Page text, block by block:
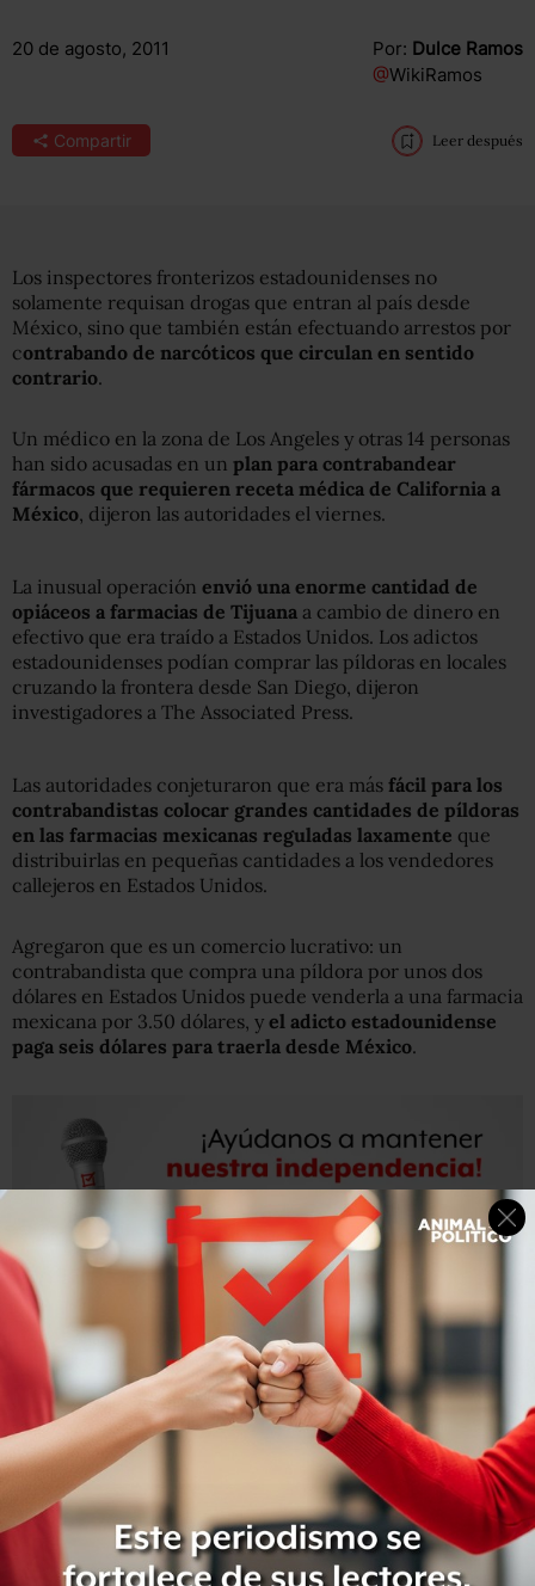
20 de agosto, 2011 Por: Dulce Ramos
@WikiRamos
Compartir Leer después
Los inspectores fronterizos estadounidenses no
solamente requisan drogas que entran al país desde
México, sino que también están efectuando arrestos por
contrabando de narcóticos que circulan en sentido
contrario.
Un médico en la zona de Los Angeles y otras 14 personas
han sido acusadas en un plan para contrabandear
fármacos que requieren receta médica de California a
México, dijeron las autoridades el viernes.
La inusual operación envió una enorme cantidad de
opiáceos a farmacias de Tijuana a cambio de dinero en
efectivo que era traído a Estados Unidos. Los adictos
estadounidenses podían comprar las píldoras en locales
cruzando la frontera desde San Diego, dijeron
investigadores a The Associated Press.
Las autoridades conjeturaron que era más fácil para los
contrabandistas colocar grandes cantidades de píldoras
en las farmacias mexicanas reguladas laxamente que
distribuirlas en pequeñas cantidades a los vendedores
callejeros en Estados Unidos.
Agregaron que es un comercio lucrativo: un
contrabandista que compra una píldora por unos dos
dólares en Estados Unidos puede venderla a una farmacia
mexicana por 3.50 dólares, y el adicto estadounidense
paga seis dólares para traerla desde México.
“Tenemos a Tijuana en la palma de la mano
“, afirmó Jason
Lewis —uno de los acusados— en una conversación
grabada, según los registros del caso. “Hemos estado
haciendo esto desde hace años, hermano”.